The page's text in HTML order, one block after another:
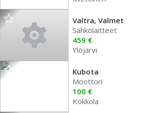
Valtra, Valmet
Sähkölaitteet
459 €
Ylöjärvi
Kubota
Moottori
100 €
Kokkola